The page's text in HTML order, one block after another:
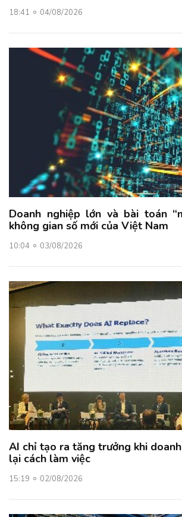
18:41 04/08/2026
Doanh nghiệp lớn và bài toán
không gian số mới của Việt Nam
10:04 03/08/2026
AI chỉ tạo ra tăng trưởng khi
lại cách làm việc
15:19 02/08/2026